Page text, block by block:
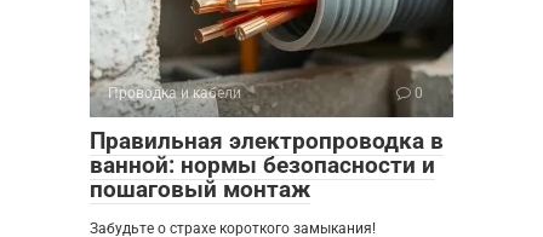
Проводка и кабели 0
Правильная электропроводка в
ванной: нормы безопасности и
пошаговый монтаж
Забудьте о страхе короткого замыкания!